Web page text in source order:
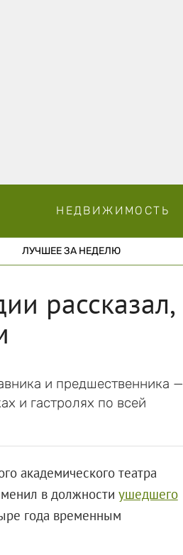
НЕДВИЖИМОСТЬ
ЛУЧШЕЕ ЗА НЕДЕЛЮ
рассказал,
и предшественника —
и гастролях по всей
академического театра
в должности ушедшего
года временным